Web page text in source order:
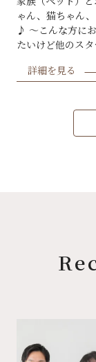
ゃん、猫ちゃん
♪ ～こんな方に
たいけど他のス
詳細を見る